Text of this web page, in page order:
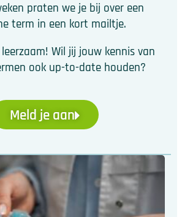
praten we je bij over een
term in een kort mailtje.
Wil jij jouw kennis van
ook up-to-date houden?
Meld je aan